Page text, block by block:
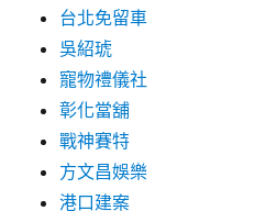
台北免留車
吳紹琥
寵物禮儀社
彰化當舖
戰神賽特
方文昌娛樂
港口建案